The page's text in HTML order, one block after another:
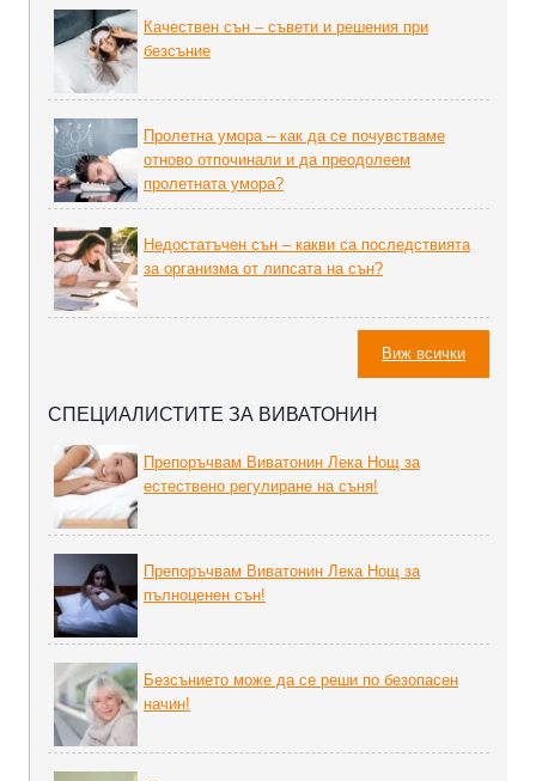
Качествен сън – съвети и решения при
безсъние
Пролетна умора – как да се почувстваме
отново отпочинали и да преодолеем
пролетната умора?
Недостатъчен сън – какви са последствията
за организма от липсата на сън?
Виж всички
СПЕЦИАЛИСТИТЕ ЗА ВИВАТОНИН
Препоръчвам Виватонин Лека Нощ за
естествено регулиране на съня!
Препоръчвам Виватонин Лека Нощ за
пълноценен сън!
Безсънието може да се реши по безопасен
начин!